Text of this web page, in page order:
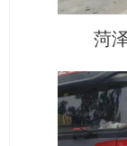
菏